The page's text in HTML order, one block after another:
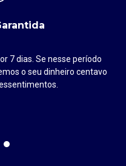
7 dias. Se nesse período
o seu dinheiro centavo